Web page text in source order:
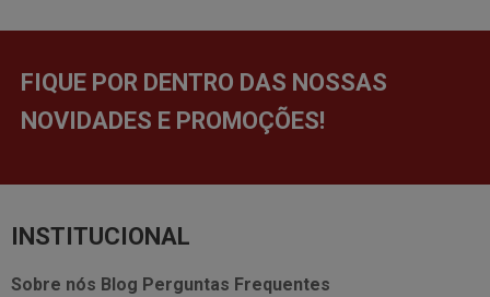
FIQUE POR DENTRO DAS NOSSAS
NOVIDADES E PROMOÇÕES!
INSTITUCIONAL
Sobre nós Blog Perguntas Frequentes